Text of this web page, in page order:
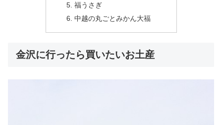
福うさぎ
中越の丸ごとみかん大福
金沢に行ったら買いたいお土産